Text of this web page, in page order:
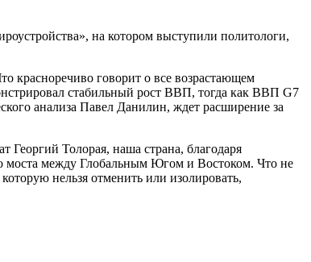
на котором выступили политологи,
красноречиво говорит о все возрастающем
стабильный рост ВВП, тогда как ВВП G7
анализа Павел Данилин, ждет расширение за
Георгий Толорая, наша страна, благодаря
моста между Глобальным Югом и Востоком. Что не
нельзя отменить или изолировать,